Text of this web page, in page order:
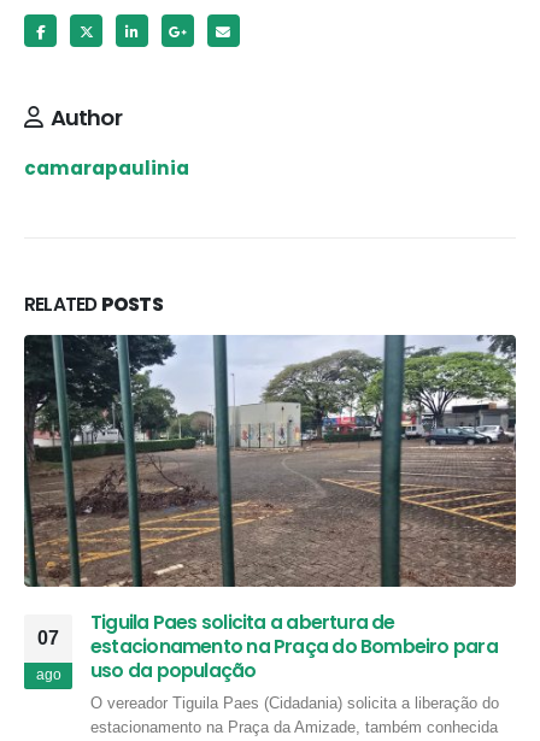
Author
camarapaulinia
RELATEDPOSTS
07
ago
Tiguila Paes solicita a abertura de
estacionamento na Praça do Bombeiro para
uso da população
O vereador Tiguila Paes (Cidadania) solicita a liberação do
estacionamento na Praça da Amizade, também conhecida